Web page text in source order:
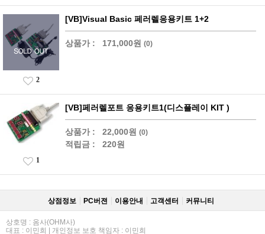
[VB]Visual Basic 페러렐응용키트 1+2
상품가 : 171,000원 (0)
2
[VB]페러렐포트 응용키트1(디스플레이 KIT )
상품가 : 22,000원 (0)
적립금 : 220원
1
상점정보 PC버젼 이용안내 고객센터 커뮤니티
상호명 : 옴사(OHM사)
대표 : 이민희 | 개인정보 보호 책임자 : 이민희